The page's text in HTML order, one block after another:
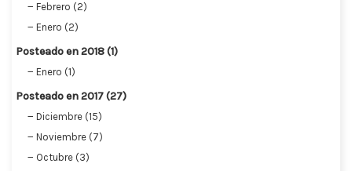
Febrero (2)
Enero (2)
Posteado en 2018 (1)
Enero (1)
Posteado en 2017 (27)
Diciembre (15)
Noviembre (7)
Octubre (3)